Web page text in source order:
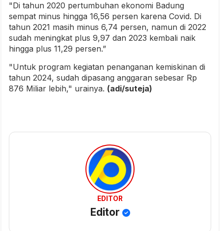
"Di tahun 2020 pertumbuhan ekonomi Badung
sempat minus hingga 16,56 persen karena Covid. Di
tahun 2021 masih minus 6,74 persen, namun di 2022
sudah meningkat plus 9,97 dan 2023 kembali naik
hingga plus 11,29 persen.”
"Untuk program kegiatan penanganan kemiskinan di
tahun 2024, sudah dipasang anggaran sebesar Rp
876 Miliar lebih," urainya. (adi/suteja)
EDITOR
Editor